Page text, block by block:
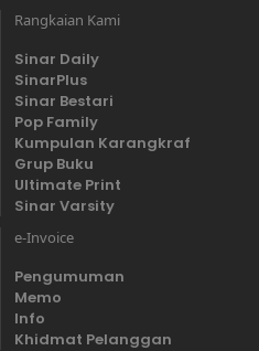
Rangkaian Kami
Sinar Daily
SinarPlus
Sinar Bestari
Pop Family
Kumpulan Karangkraf
Grup Buku
Ultimate Print
Sinar Varsity
e-Invoice
Pengumuman
Memo
Info
Khidmat Pelanggan